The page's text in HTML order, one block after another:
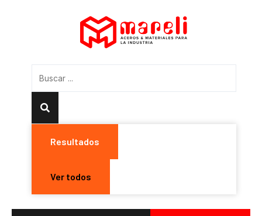
Resultados
Ver todos